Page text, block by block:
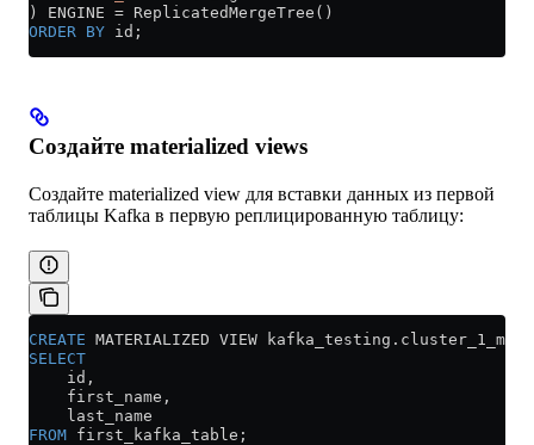
) ENGINE = ReplicatedMergeTree()
ORDER BY id;
Создайте materialized views
Создайте materialized view для вставки данных из первой
таблицы Kafka в первую реплицированную таблицу:
CREATE MATERIALIZED VIEW kafka_testing . cluster_1_mv
SELECT
    id,
    first_name,
    last_name
FROM first_kafka_table;